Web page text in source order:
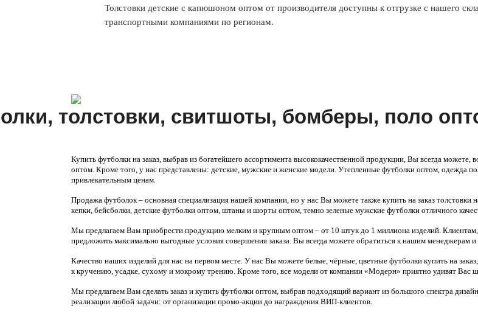
Толстовки детские с капюшоном оптом от производителя доступны к отгрузке с нашего
транспортными компаниями по регионам.
толстовки, свитшоты, бомберы, поло
Купить футболки на заказ, выбрав из богатейшего ассортимента высококачественной продукции, Вы всегда
оптом. Кроме того, у нас представлены: детские, мужские и женские модели. Утепленные футболки оптом, одежда
привлекательным ценам.
Продажа футболок – основная специализация нашей компании, но у нас Вы можете также купить на заказ
кепки, бейсболки, детские футболки оптом, штаны и шорты оптом, темно зеленые мужские футболки отличного
Мы предлагаем Вам приобрести продукцию мелким и крупным оптом – от 10 штук до 1 миллиона изделий.
предложить максимально выгодные условия совершения заказа. Вы всегда можете обратиться к нашим менеджерам
Качество наших изделий для нас на первом месте. У нас Вы можете белые, чёрные, цветные футболки купить на
к кручению, усадке, сухому и мокрому трению. Кроме того, все модели от компании «Модерн» приятно удивят Вас
Мы предлагаем Вам сделать заказ и купить футболки оптом, выбрав подходящий вариант из большого спектра
реализации любой задачи: от организации промо-акции до награждения ВИП-клиентов.